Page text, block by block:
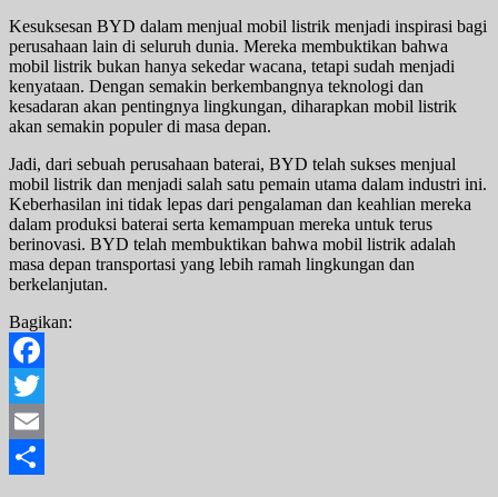
Kesuksesan BYD dalam menjual mobil listrik menjadi inspirasi bagi
perusahaan lain di seluruh dunia. Mereka membuktikan bahwa
mobil listrik bukan hanya sekedar wacana, tetapi sudah menjadi
kenyataan. Dengan semakin berkembangnya teknologi dan
kesadaran akan pentingnya lingkungan, diharapkan mobil listrik
akan semakin populer di masa depan.
Jadi, dari sebuah perusahaan baterai, BYD telah sukses menjual
mobil listrik dan menjadi salah satu pemain utama dalam industri ini.
Keberhasilan ini tidak lepas dari pengalaman dan keahlian mereka
dalam produksi baterai serta kemampuan mereka untuk terus
berinovasi. BYD telah membuktikan bahwa mobil listrik adalah
masa depan transportasi yang lebih ramah lingkungan dan
berkelanjutan.
Bagikan:
Facebook
Twitter
Email